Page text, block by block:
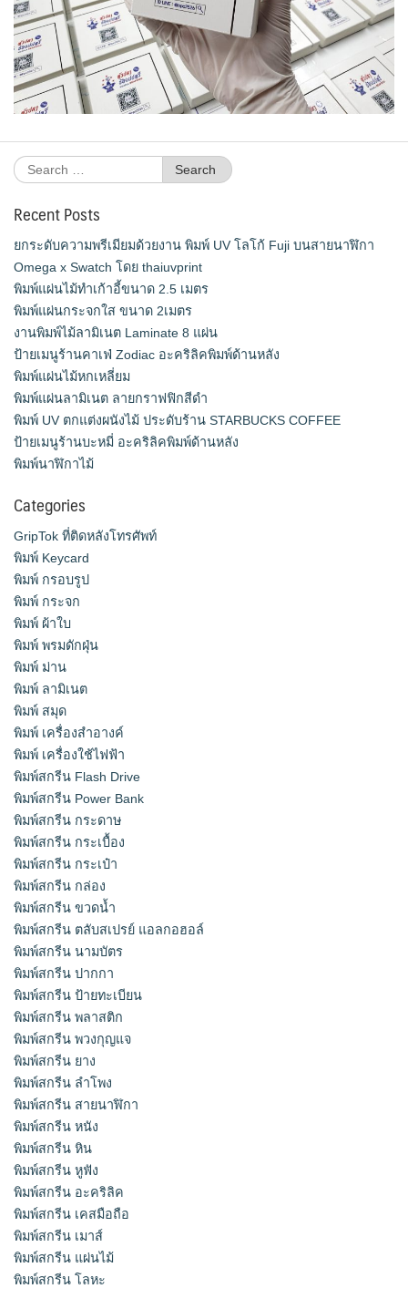
Search
for:
Recent Posts
ยกระดับความพรีเมียมด้วยงาน พิมพ์ UV โลโก้ Fuji บนสายนาฬิกา
Omega x Swatch โดย thaiuvprint
พิมพ์แผ่นไม้ทำเก้าอี้ขนาด 2.5 เมตร
พิมพ์แผ่นกระจกใส ขนาด 2เมตร
งานพิมพ์ไม้ลามิเนต Laminate 8 แผ่น
ป้ายเมนูร้านคาเฟ่ Zodiac อะคริลิคพิมพ์ด้านหลัง
พิมพ์แผ่นไม้หกเหลี่ยม
พิมพ์แผ่นลามิเนต ลายกราฟฟิกสีดำ
พิมพ์ UV ตกแต่งผนังไม้ ประดับร้าน STARBUCKS COFFEE
ป้ายเมนูร้านบะหมี่ อะคริลิคพิมพ์ด้านหลัง
พิมพ์นาฬิกาไม้
Categories
GripTok ที่ติดหลังโทรศัพท์
พิมพ์ Keycard
พิมพ์ กรอบรูป
พิมพ์ กระจก
พิมพ์ ผ้าใบ
พิมพ์ พรมดักฝุ่น
พิมพ์ ม่าน
พิมพ์ ลามิเนต
พิมพ์ สมุด
พิมพ์ เครื่องสําอางค์
พิมพ์ เครื่องใช้ไฟฟ้า
พิมพ์สกรีน Flash Drive
พิมพ์สกรีน Power Bank
พิมพ์สกรีน กระดาษ
พิมพ์สกรีน กระเบื้อง
พิมพ์สกรีน กระเป๋า
พิมพ์สกรีน กล่อง
พิมพ์สกรีน ขวดน้ำ
พิมพ์สกรีน ตลับสเปรย์ แอลกอฮอล์
พิมพ์สกรีน นามบัตร
พิมพ์สกรีน ปากกา
พิมพ์สกรีน ป้ายทะเบียน
พิมพ์สกรีน พลาสติก
พิมพ์สกรีน พวงกุญแจ
พิมพ์สกรีน ยาง
พิมพ์สกรีน ลำโพง
พิมพ์สกรีน สายนาฬิกา
พิมพ์สกรีน หนัง
พิมพ์สกรีน หิน
พิมพ์สกรีน หูฟัง
พิมพ์สกรีน อะคริลิค
พิมพ์สกรีน เคสมือถือ
พิมพ์สกรีน เมาส์
พิมพ์สกรีน แผ่นไม้
พิมพ์สกรีน โลหะ